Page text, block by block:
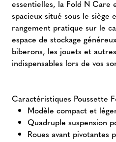
essentielles, la Fold N Care
spacieux situé sous le siège
rangement pratique sur le
espace de stockage
biberons, les jouets et
indispensables lors de vos
Caractéristiques Poussette
Modèle compact et
Quadruple suspension
Roues avant pivotantes